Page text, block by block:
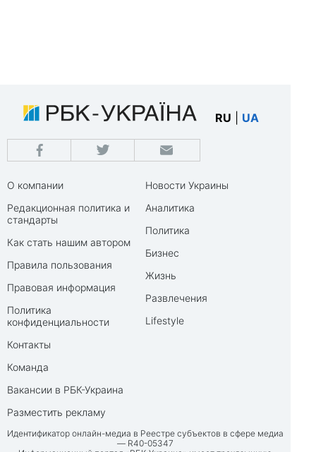
RU UA
О компании
Редакционная политика и
стандарты
Как стать нашим автором
Правила пользования
Правовая информация
Политика
конфиденциальности
Контакты
Команда
Вакансии в РБК-Украина
Разместить рекламу
Новости Украины
Аналитика
Политика
Бизнес
Жизнь
Развлечения
Lifestyle
Идентификатор онлайн-медиа в Реестре субъектов в сфере медиа
— R40-05347